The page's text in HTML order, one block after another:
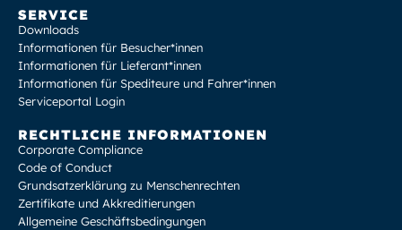
SERVICE
Downloads
Informationen für Besucher*innen
Informationen für Lieferant*innen
Informationen für Spediteure und Fahrer*innen
Serviceportal Login
RECHTLICHE INFORMATIONEN
Corporate Compliance
Code of Conduct
Grundsatzerklärung zu Menschenrechten
Zertifikate und Akkreditierungen
Allgemeine Geschäftsbedingungen